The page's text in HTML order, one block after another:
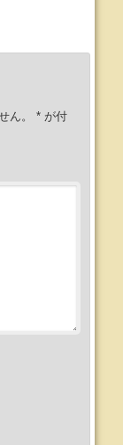
ん。 *が付